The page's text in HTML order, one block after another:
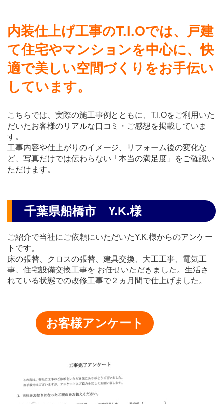
内装仕上げ工事のT.I.Oでは、戸建
て住宅やマンションを中心に、快
適で美しい空間づくりをお手伝い
しています。
こちらでは、実際の施工事例とともに、T.I.Oをご利用いた
だいたお客様のリアルな口コミ・ご感想を掲載していま
す。
工事内容や仕上がりのイメージ、リフォーム後の変化な
ど、 写真だけでは伝わらない「本当の満足度」をご確認い
ただけます。
千葉県船橋市 Y.K.様
ご紹介で当社にご依頼にいただいたY.K.様からのアンケー
トです。
床の張替、クロスの張替、建具交換、大工工事、電気工
事、住宅設備交換工事を お任せいただきました。生活さ
れている状態での改修工事で２ヵ月間で仕上げました。
お客様アンケート